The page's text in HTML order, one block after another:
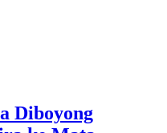
Diboyong